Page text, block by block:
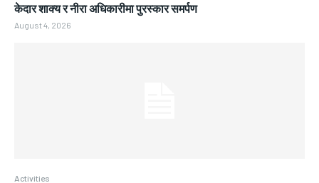
केदार शाक्य र नीरा अधिकारीमा पुरस्कार समर्पण
August 4, 2026
Activities